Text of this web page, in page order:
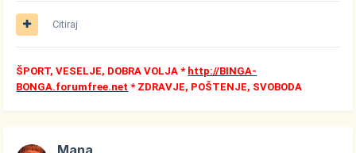
Citiraj
ŠPORT, VESELJE, DOBRA VOLJA * http://BINGA-
BONGA.forumfree.net * ZDRAVJE, POŠTENJE, SVOBODA